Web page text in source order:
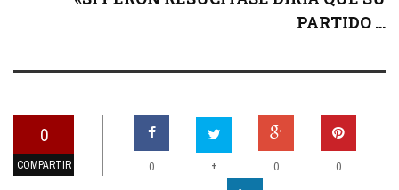
PARTIDO ...
0
COMPARTIR 0 + 0 0